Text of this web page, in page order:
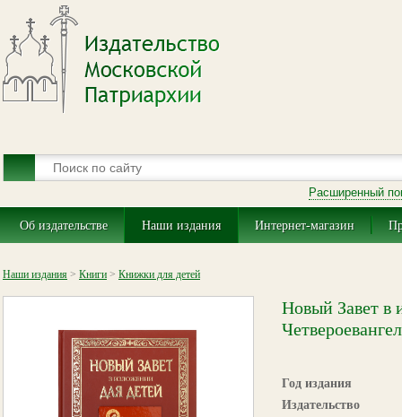
Расширенный
Об издательстве Наши издания Интернет-магазин
Наши издания > Книги > Книжки для детей
Новый Завет в
Год издания
Издательство